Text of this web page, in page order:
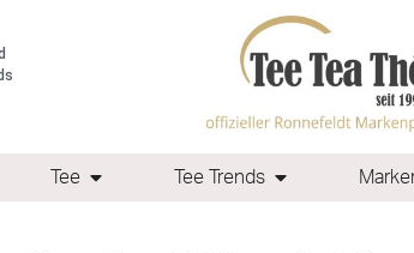
Tee Tee Trends